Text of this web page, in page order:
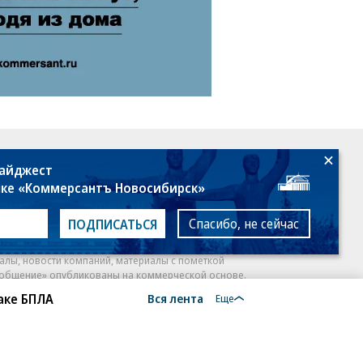
БПЛА Вся лента Еще
18+
новости компаний, материалы с пометкой
опубликованы на коммерческой основе.
рекомендательные технологии. Подробнее
«Коммерсантъ Новосибирск»
ПОДПИСАТЬСЯ Спасибо, не сейчас